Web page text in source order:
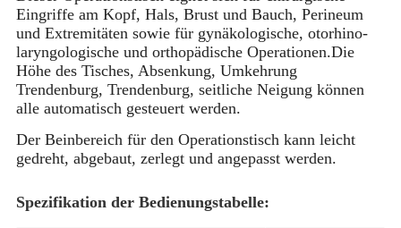
Eingriffe am Kopf, Hals, Brust und Bauch, Perineum
und Extremitäten sowie für gynäkologische, otorhino-
laryngologische und orthopädische Operationen.Die
Höhe des Tisches, Absenkung, Umkehrung
Trendenburg, Trendenburg, seitliche Neigung können
alle automatisch gesteuert werden.
Der Beinbereich für den Operationstisch kann leicht
gedreht, abgebaut, zerlegt und angepasst werden.
Spezifikation der Bedienungstabelle: